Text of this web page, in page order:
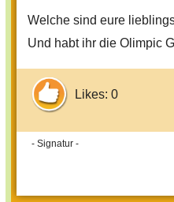
Welche sind eure
Und habt ihr die Olimpic
Likes: 0
- Signatur -